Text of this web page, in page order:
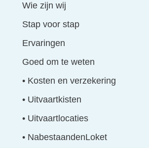
Wie zijn wij
Stap voor stap
Ervaringen
Goed om te weten
• Kosten en verzekering
• Uitvaartkisten
• Uitvaartlocaties
• NabestaandenLoket